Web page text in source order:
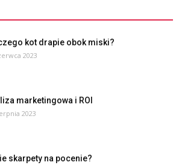
kot drapie obok miski?
2023
marketingowa i ROI
2023
skarpety na pocenie?